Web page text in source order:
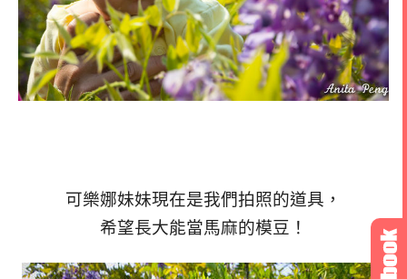
可樂娜妹妹現在是我們拍照的道具，
希望長大能當馬麻的模豆！